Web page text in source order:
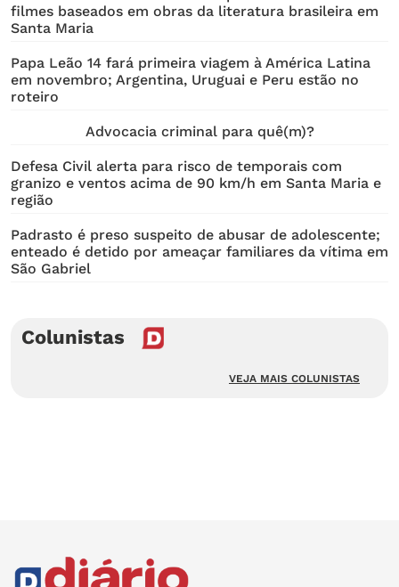
filmes baseados em obras da literatura brasileira em
Santa Maria
Papa Leão 14 fará primeira viagem à América Latina
em novembro; Argentina, Uruguai e Peru estão no
roteiro
Advocacia criminal para quê(m)?
Defesa Civil alerta para risco de temporais com
granizo e ventos acima de 90 km/h em Santa Maria e
região
Padrasto é preso suspeito de abusar de adolescente;
enteado é detido por ameaçar familiares da vítima em
São Gabriel
Colunistas
VEJA MAIS COLUNISTAS